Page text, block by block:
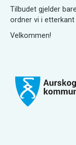
Tilbudet gjelder
ordner vi i
Velkommen!